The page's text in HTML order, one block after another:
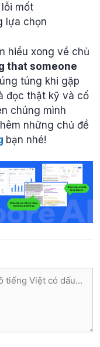
mốt
lựa chọn
hiểu xong về chủ
that someone
túng khi gặp
đọc thật kỹ và cố
chúng mình
những chủ đề
bạn nhé!